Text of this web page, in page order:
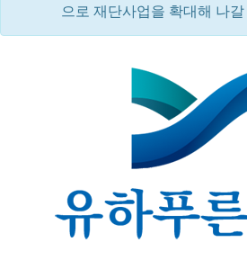
으로 재단사업을 확대해 나